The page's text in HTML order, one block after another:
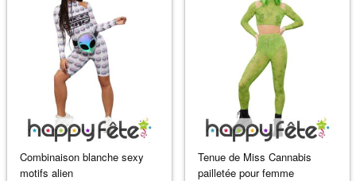
Combinaison blanche sexy
motifs alien
Tenue de Miss Cannabis
pailletée pour femme